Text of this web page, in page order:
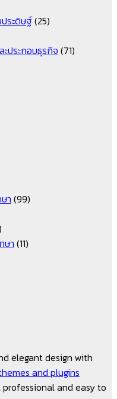
ระดิษฐ์(25)
ประกอบธุรกิจ (71)
า (99)
ษา (11)
elegant design with
and plugins
and easy to